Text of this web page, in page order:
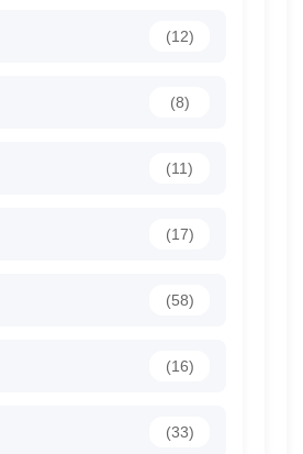
(12)
(8)
(11)
(17)
(58)
(16)
(33)